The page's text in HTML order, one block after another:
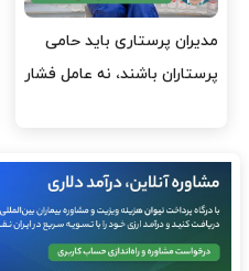
فشار
مدیریت سلامت، میدان
آزمون و خطا نیست